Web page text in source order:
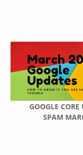
GOOGLE CORE
SPAM